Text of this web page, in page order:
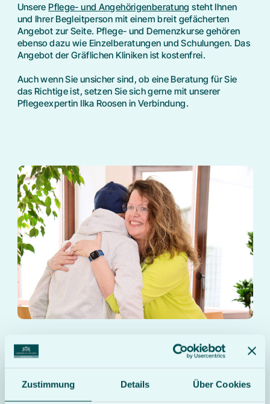
Zustimmung Details Über Cookies
UnserePflege- und Angehörigenberatung steht Ihnen
und Ihrer Begleitperson mit einem breit gefächerten
Angebot zur Seite. Pflege- und Demenzkurse gehören
ebenso dazu wie Einzelberatungen und Schulungen. Das
Angebot der Gräflichen Kliniken ist kostenfrei.
Auch wenn Sie unsicher sind, ob eine Beratung für Sie
das Richtige ist, setzen Sie sich gerne mit unserer
Pflegeexpertin Ilka Roosen in Verbindung.
Pflegeberatung